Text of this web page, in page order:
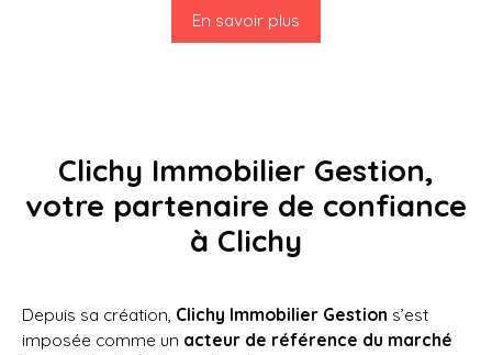
En savoir plus
Clichy Immobilier Gestion,
votre partenaire de confiance
à Clichy
Depuis sa création, Clichy Immobilier Gestion s’est
imposée comme un acteur de référence du marché